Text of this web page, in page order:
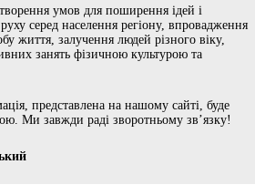
умов для поширення ідей і
серед населення регіону, впровадження
життя, залучення людей різного віку,
занять фізичною культурою та
представлена на нашому сайті, буде
Ми завжди раді зворотньому зв’язку!